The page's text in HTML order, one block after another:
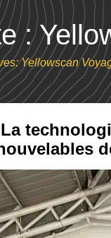
:
Yellowscan
La